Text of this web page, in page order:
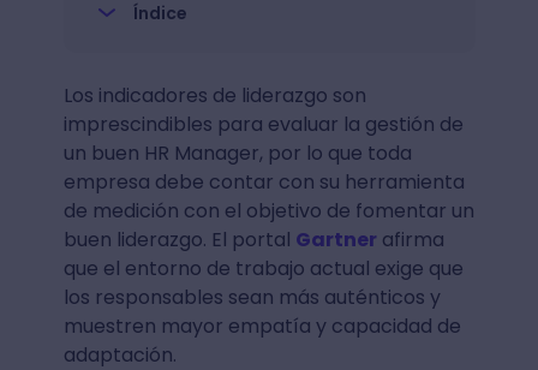
Índice
Los indicadores de liderazgo son
imprescindibles para evaluar la gestión de
un buen HR Manager, por lo que toda
empresa debe contar con su herramienta
de medición con el objetivo de fomentar un
buen liderazgo. El portal Gartner afirma
que el entorno de trabajo actual exige que
los responsables sean más auténticos y
muestren mayor empatía y capacidad de
adaptación.